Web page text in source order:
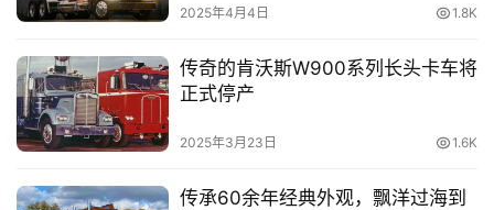
2025年4月4日 1.8K
传奇的肯沃斯W900系列长头卡车将
正式停产
2025年3月23日 1.6K
传承60余年经典外观，飘洋过海到